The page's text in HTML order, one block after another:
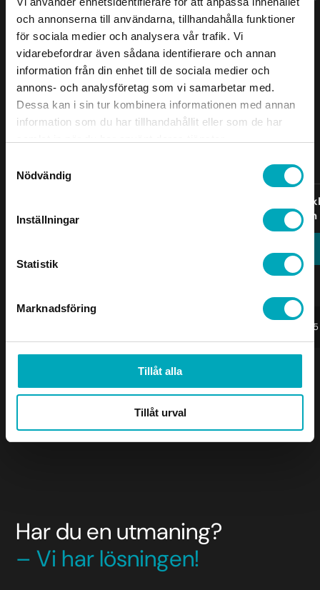
och annonserna till användarna, tillhandahålla funktioner
för sociala medier och analysera vår trafik. Vi
vidarebefordrar även sådana identifierare och annan
information från din enhet till de sociala medier och
annons- och analysföretag som vi samarbetar med.
Dessa kan i sin tur kombinera informationen med annan
information som du har tillhandahållit eller som de har
Nödvändig
Inställningar
Statistik
Marknadsföring
Tillåt alla
Tillåt urval
mm
2/2.5
DPA 003
Har du en utmaning?
– Vi har lösningen!